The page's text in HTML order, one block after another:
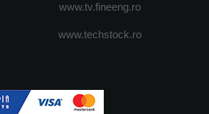
www.tv.fineeng.ro
www.techstock.ro